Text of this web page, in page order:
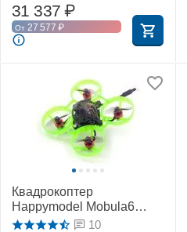
31 337 ₽
От 27 577 ₽
Квадрокоптер
Happymodel Mobula6
(ELRS 2,4 ГГц)
10